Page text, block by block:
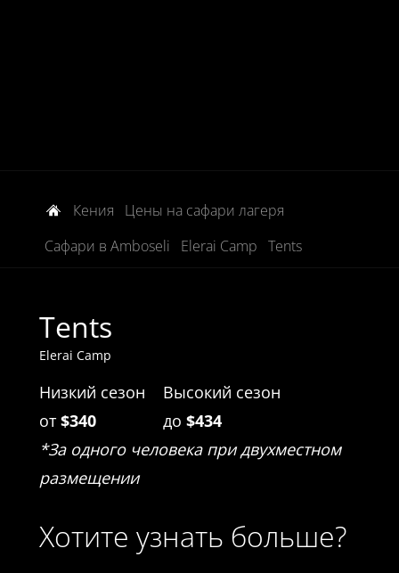
Кения
Цены на сафари лагеря
Сафари в Amboseli
Elerai Camp Tents
Tents
Elerai Camp
Низкий сезон
от$340
Высокий сезон
до $434
*За одного человека при двухместном
размещении
Хотите узнать больше?